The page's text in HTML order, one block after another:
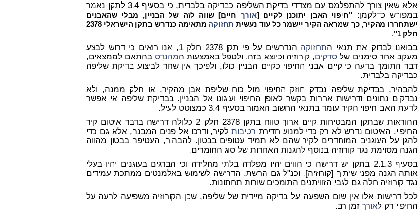
אלא שאין צורך להתפלמס עם מצדדי בדיקת השליפה כבדיקה בלבדית, כי בסעיף 3.4 לתקן נאמר
במפורש כדלקמן: "חיפוי האבן יתוכנן לקיים [אורך חיים] שווה לזה של הבניין, מבלי שהאבנים
ישתחררו מהקיר, כך שמראה הקיר יישמר כל עוד נעשית תחזוקה
מתאימה כנדרש בתקן הישראלי 2378
חלק 1"
.
בבואנו לבדוק את תנאי התחזוקה
הנדרשים על פי תקן 2378 חלק 1, אנו רואים כי דרוש לבצע
מעקב אחר סימנים של סדקים, קורוזיה וכיוצא בזה, ולטפל באמצעות המהנדס בהתאם לממצאים,
דבר התומך בדעה כי קיים אבני החיפוי כקיים הבניין כולו, ולפיכך אין שחר לביצוע בדיקת שליפה
כבדיקה בלבדית.
להבהיר, בבדיקת שליפה נבדק חוזק החיפוי מול כוח שליפת אבן מהקיר, או חלק ממנה, ולא
נבדקים נתונים ודרישות אחרות בקשר לאופן החיפוי ועיגונו אל הבניין. בבדיקת שליפה אי אפשר
לדעת האם חיפוי הקיר עומד בתנאי החשוב האמור בסעיף 3.4 כמצוטט לעיל.
ההוראות שבתקן המבטיחות קיים ארוך טווח בתקן 2378 חלק 2 כלולה דרישה בדבר איטום קיר
החיפוי. האיטום נדרש לא רק כדי למנוע חדירת רטיבות לקיר, ודרכו אל פנים המבנה, אלא גם כדי
להגן על העוגנים המוחדרים לקיר שהם לא תמיד עטופים בבטון. להבהיר, העטיפה בבטון מהווה
הגנה מסוימת נגד קורוזיה בנוסף להגנות האחרות של סוג החומרים.
בסעיף 2.1.3 בתקן יש דרישה כי הווים יהיו מפלדה בלתי מחלידה וכי הברגים בעוגנים יהיו בעלי
אותה הגנה מפני שיתוך [קורוזיה], וכנ"ל גם הרשת. הדרישה לשימוש באלמנטים ממתכת עמידים
נגד קורוזיה חלה גם לגבי הזוויתנים התומכים שורות תחתונות.
לכל דרישות אלו אין שום השפעה על בדיקה מיידית של שליפה, שכן הקורוזיה משפיעה לרעה על
החיפוי רק לאורך זמן רב.